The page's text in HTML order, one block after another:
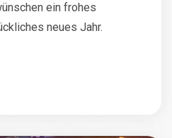
ein frohes
neues Jahr.